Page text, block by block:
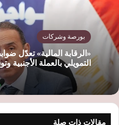
بورصة وشركات
«الرقابة المالية» تعدّل
التمويلي بالعملة الأجنبية
مقالات ذات صلة